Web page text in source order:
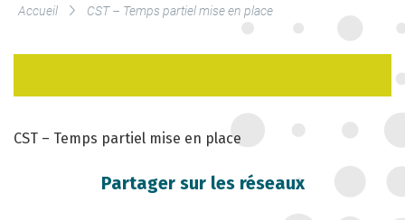
LES SERVICES DU CDG
LE DROIT SYNDICAL ET LES
PROFESSIONNELLES
CARRIÈRE DES
Accueil CST – Temps partiel mise en place
CST – Temps partiel mise en place
Partager sur les réseaux